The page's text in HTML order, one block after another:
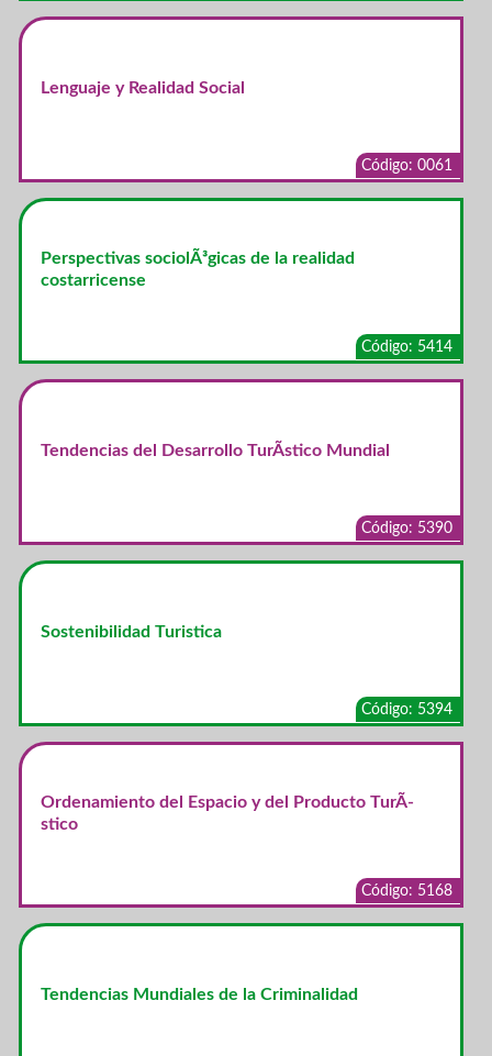
Lenguaje y Realidad Social
Código: 0061
Perspectivas sociolÃ³gicas de la realidad
costarricense
Código: 5414
Tendencias del Desarrollo TurÃ­stico Mundial
Código: 5390
Sostenibilidad Turistica
Código: 5394
Ordenamiento del Espacio y del Producto TurÃ­
stico
Código: 5168
Tendencias Mundiales de la Criminalidad